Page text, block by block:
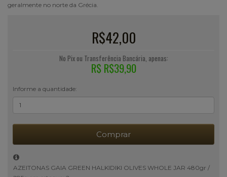
geralmente no norte da Grécia.
R$42,00
No Pix ou Transferência Bancária, apenas:
R$ R$39,90
Informe a quantidade:
Comprar
AZEITONAS GAIA GREEN HALKIDIKI OLIVES WHOLE JAR 480gr /